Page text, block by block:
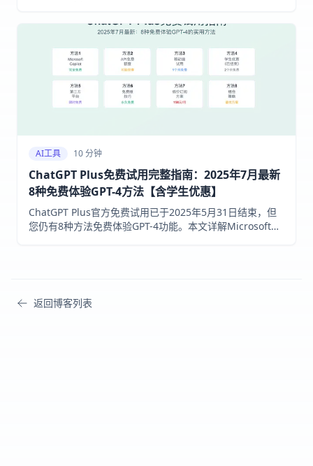
2025年8月快速开通ChatGPT Plus会员服务
AI工具 10 分钟
ChatGPT Plus免费试用完整指南：2025年7月最新
8种免费体验GPT-4方法【含学生优惠】
ChatGPT Plus官方免费试用已于2025年5月31日结束，但
您仍有8种方法免费体验GPT-4功能。本文详解Microsoft
返回博客列表